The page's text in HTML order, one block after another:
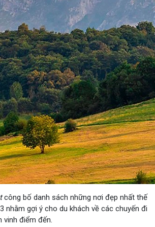
công bố danh sách những nơi đẹp nhất thế
nhằm gợi ý cho du khách về các chuyến đi
vinh điểm đến.